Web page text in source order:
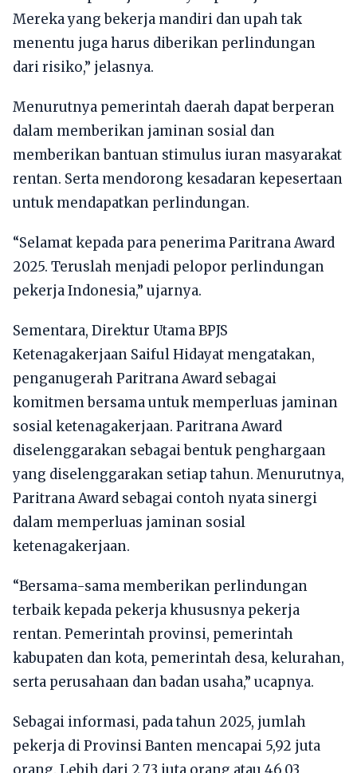
Mereka yang bekerja mandiri dan upah tak
menentu juga harus diberikan perlindungan
dari risiko,” jelasnya.
Menurutnya pemerintah daerah dapat berperan
dalam memberikan jaminan sosial dan
memberikan bantuan stimulus iuran masyarakat
rentan. Serta mendorong kesadaran kepesertaan
untuk mendapatkan perlindungan.
“Selamat kepada para penerima Paritrana Award
2025. Teruslah menjadi pelopor perlindungan
pekerja Indonesia,” ujarnya.
Sementara, Direktur Utama BPJS
Ketenagakerjaan Saiful Hidayat mengatakan,
penganugerah Paritrana Award sebagai
komitmen bersama untuk memperluas jaminan
sosial ketenagakerjaan. Paritrana Award
diselenggarakan sebagai bentuk penghargaan
yang diselenggarakan setiap tahun. Menurutnya,
Paritrana Award sebagai contoh nyata sinergi
dalam memperluas jaminan sosial
ketenagakerjaan.
“Bersama-sama memberikan perlindungan
terbaik kepada pekerja khususnya pekerja
rentan. Pemerintah provinsi, pemerintah
kabupaten dan kota, pemerintah desa, kelurahan,
serta perusahaan dan badan usaha,” ucapnya.
Sebagai informasi, pada tahun 2025, jumlah
pekerja di Provinsi Banten mencapai 5,92 juta